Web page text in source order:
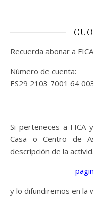
Recuerda abonar a
Número de cuenta:
ES29 2103 7001 64
Si perteneces a FICA
Casa o Centro de
descripción de la
y lo difundiremos en la